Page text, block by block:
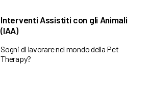
Interventi Assistiti con gli Animali
(IAA)
Sogni di lavorare nel mondo della Pet
Therapy?